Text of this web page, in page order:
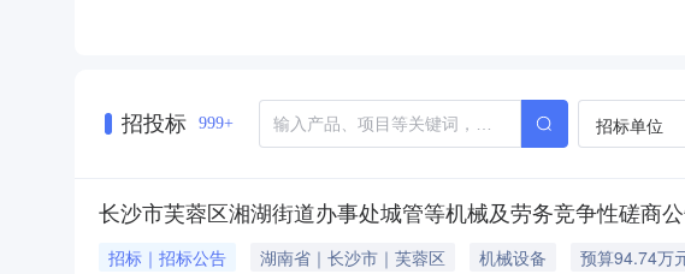
招投标 999+ 招标单位
长沙市芙蓉区湘湖街道办事处城管等机械及劳务竞争性磋商
招标｜招标公告 湖南省｜长沙市｜芙蓉区 机械设备 预算94.74万